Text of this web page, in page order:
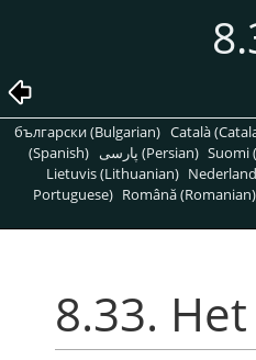
български (Bulgarian) Català
(Spanish)
پارسی (Persian) Suomi
Lietuvis (Lithuanian)
Portuguese) Română (Romanian)
8.33.